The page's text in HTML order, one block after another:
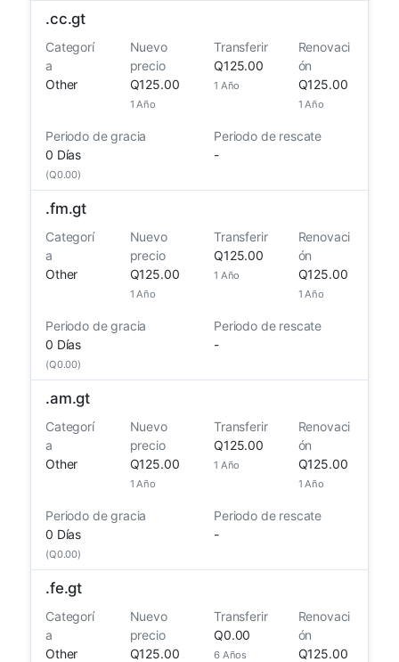
.cc.gt
Categorí
a
Other
Nuevo
precio
Q125.00
1 Año
Transferir
Q125.00
1 Año
Renovaci
ón
Q125.00
1 Año
Periodo de gracia
0 Días
(Q0.00)
Periodo de rescate
-
.fm.gt
Categorí
a
Other
Nuevo
precio
Q125.00
1 Año
Transferir
Q125.00
1 Año
Renovaci
ón
Q125.00
1 Año
Periodo de gracia
0 Días
(Q0.00)
Periodo de rescate
-
.am.gt
Categorí
a
Other
Nuevo
precio
Q125.00
1 Año
Transferir
Q125.00
1 Año
Renovaci
ón
Q125.00
1 Año
Periodo de gracia
0 Días
(Q0.00)
Periodo de rescate
-
.fe.gt
Categorí
a
Other
Nuevo
precio
Q125.00
Transferir
Q0.00
6 Años
Renovaci
ón
Q125.00